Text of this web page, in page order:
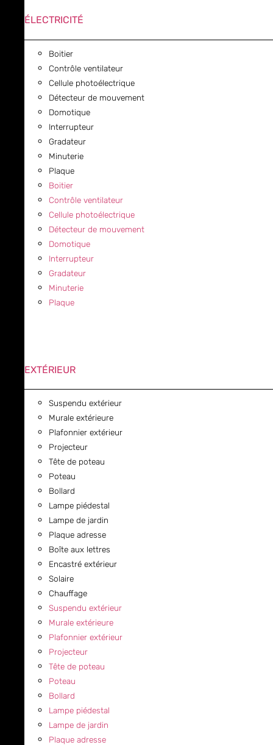
ÉLECTRICITÉ
Boitier
Contrôle ventilateur
Cellule photoélectrique
Détecteur de mouvement
Domotique
Interrupteur
Gradateur
Minuterie
Plaque
Boitier
Contrôle ventilateur
Cellule photoélectrique
Détecteur de mouvement
Domotique
Interrupteur
Gradateur
Minuterie
Plaque
EXTÉRIEUR
Suspendu extérieur
Murale extérieure
Plafonnier extérieur
Projecteur
Tête de poteau
Poteau
Bollard
Lampe piédestal
Lampe de jardin
Plaque adresse
Boîte aux lettres
Encastré extérieur
Solaire
Chauffage
Suspendu extérieur
Murale extérieure
Plafonnier extérieur
Projecteur
Tête de poteau
Poteau
Bollard
Lampe piédestal
Lampe de jardin
Plaque adresse